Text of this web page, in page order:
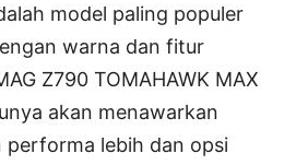
model paling populer
warna dan fitur
Z790 TOMAHAWK MAX
akan menawarkan
performa lebih dan opsi